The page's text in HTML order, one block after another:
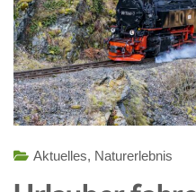
Aktuelles, Naturerlebnis